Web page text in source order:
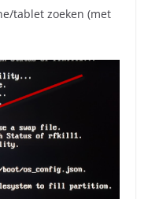
tablet zoeken (met